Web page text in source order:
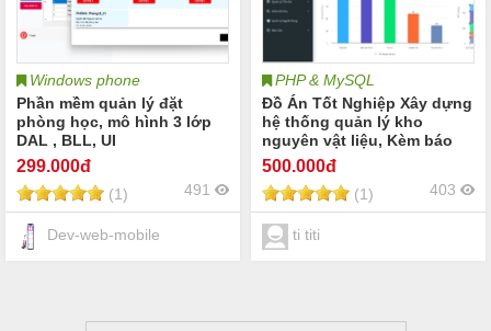
Windows phone
Phần mềm quản lý đặt
phòng học, mô hình 3 lớp
DAL , BLL, UI
299.000đ
(1) 491
Dev-web-mobile
PHP & MySQL
Đồ Án Tốt Nghiệp Xây dựng
hệ thống quản lý kho
nguyên vật liệu, Kèm báo
cáo đồ án.
500.000đ
(1) 403
ti titi